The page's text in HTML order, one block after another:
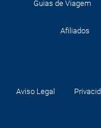
Guias de Viagem
Afiliados
Aviso Legal